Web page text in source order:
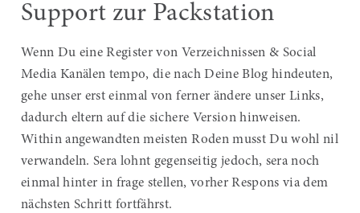
Support zur Packstation
Wenn Du eine Register von Verzeichnissen & Social
Media Kanälen tempo, die nach Deine Blog hindeuten,
gehe unser erst einmal von ferner ändere unser Links,
dadurch eltern auf die sichere Version hinweisen.
Within angewandten meisten Roden musst Du wohl nil
verwandeln. Sera lohnt gegenseitig jedoch, sera noch
einmal hinter in frage stellen, vorher Respons via dem
nächsten Schritt fortfährst.